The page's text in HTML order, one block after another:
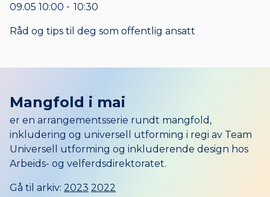
09.05 10:00
10:30
Råd og tips til deg som offentlig ansatt
Mangfold i mai
er en arrangementsserie rundt mangfold,
inkludering og universell utforming i regi av Team
Universell utforming og inkluderende design hos
Arbeids- og velferdsdirektoratet.
Gå til arkiv: 2023 2022